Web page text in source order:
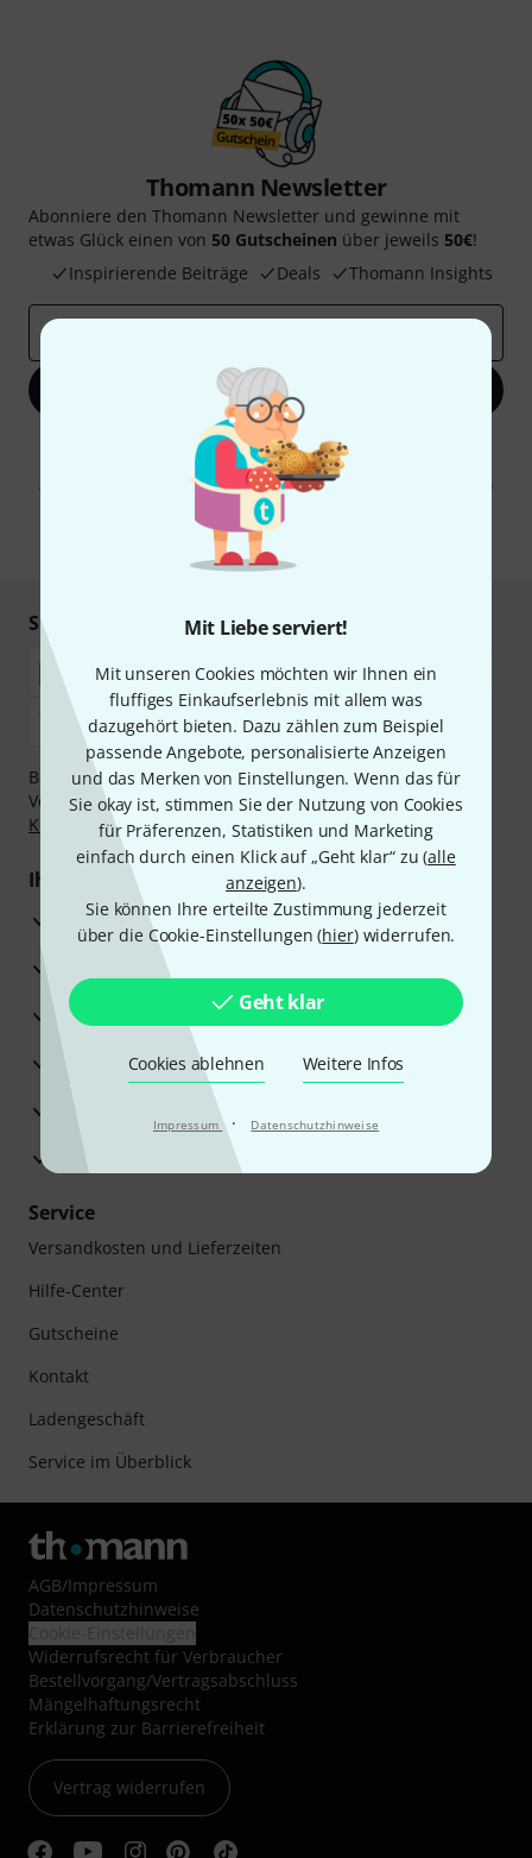
Mit Liebe serviert!
Mit unseren Cookies möchten wir Ihnen ein
fluffiges Einkaufserlebnis mit allem was
dazugehört bieten. Dazu zählen zum Beispiel
passende Angebote, personalisierte Anzeigen
und das Merken von Einstellungen. Wenn das für
Sie okay ist, stimmen Sie der Nutzung von Cookies
für Präferenzen, Statistiken und Marketing
einfach durch einen Klick auf „Geht klar“ zu (alle
anzeigen).
Sie können Ihre erteilte Zustimmung jederzeit
über die Cookie-Einstellungen (hier) widerrufen.
Geht klar
Cookies ablehnen Weitere Infos
Impressum · Datenschutzhinweise
Thomann Newsletter
Abonniere den Thomann Newsletter und gewinne mit
etwas Glück einen von 50 Gutscheinen über jeweils 50€!
Inspirierende Beiträge
Deals Thomann Insights
Jetzt anmelden
Mit Klick auf „Jetzt anmelden“ stimmen Sie dem Erhalt von E-Mail-
Werbung und einer Messung des E-Mail-Nutzungsverhaltens zu. Die
Abmeldung ist jederzeit möglich. Weitere Informationen finden Sie in
Datenschutzhinweisen
* Pflichtfeld
Sicher einkaufen & bezahlen
Bezahlen Sie vertraulich und sicher per Nachnahme,
Vorkasse, PayPal, Amazon Pay,Klarna Sofort bezahlen,
Klarna Ratenzahlungoder Kreditkarte.
Ihre Vorteile
3 Jahre Thomann Garantie
30 Tage Money-Back-Garantie
Reparaturservice
Beratung durch Fachexperten
Zufriedenheitsgarantie
Europas größtes Versandlager
Service
Versandkosten und Lieferzeiten
Hilfe-Center
Gutscheine
Kontakt
Ladengeschäft
Service im Überblick
AGB/Impressum
Datenschutzhinweise
Widerrufsrecht für Verbraucher
Bestellvorgang/Vertragsabschluss
Mängelhaftungsrecht
Erklärung zur Barrierefreiheit
Vertrag widerrufen